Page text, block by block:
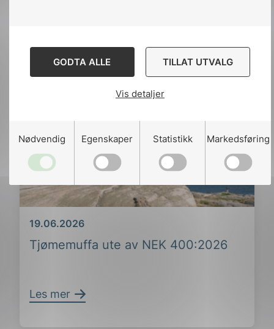
GODTA ALLE TILLAT UTVALG
Vis detaljer
Nødvendig Egenskaper Statistikk Markedsføring
Relaterte artikler Se alle nyheter
Tjømemuffa ute av NEK 400:2026
Dato
19.06.2026
Les mer